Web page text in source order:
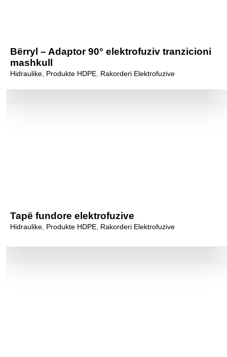
Bërryl – Adaptor 90° elektrofuziv tranzicioni
mashkull
Hidraulike Produkte HDPE Rakorderi Elektrofuzive
Tapë fundore elektrofuzive
Hidraulike Produkte HDPE Rakorderi Elektrofuzive